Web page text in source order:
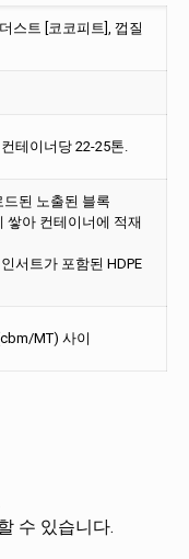
스트 [코코피트], 껍질
테이너당 22-25톤.
된 노출된 블록
쌓아 컨테이너에 적재
서트가 포함된 HDPE
MT) 사이
수 있습니다.